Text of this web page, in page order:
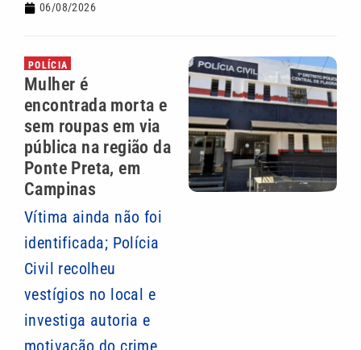
06/08/2026
POLÍCIA
Mulher é
encontrada morta e
sem roupas em via
pública na região da
Ponte Preta, em
Campinas
Vítima ainda não foi
identificada; Polícia
Civil recolheu
vestígios no local e
investiga autoria e
motivação do crime